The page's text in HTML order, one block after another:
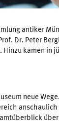
antiker
Dr. Peter
kamen in
neue